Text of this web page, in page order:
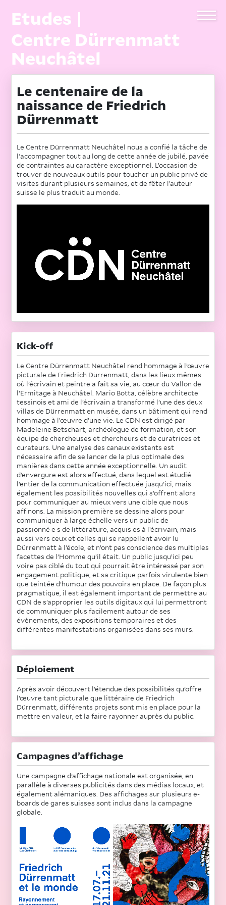
Etudes |
Centre Dürrenmatt
Neuchâtel
Le centenaire de la
naissance de Friedrich
Dürrenmatt
Le Centre Dürrenmatt Neuchâtel nous a confié la tâche de
l'accompagner tout au long de cette année de jubilé, pavée
de contraintes au caractère exceptionnel. L’occasion de
trouver de nouveaux outils pour toucher un public privé de
visites durant plusieurs semaines, et de fêter l’auteur
suisse le plus traduit au monde.
Kick-off
Le Centre Dürrenmatt Neuchâtel rend hommage à l’œuvre
picturale de Friedrich Dürrenmatt, dans les lieux mêmes
où l’écrivain et peintre a fait sa vie, au cœur du Vallon de
l’Ermitage à Neuchâtel. Mario Botta, célèbre architecte
tessinois et ami de l’écrivain a transformé l’une des deux
villas de Dürrenmatt en musée, dans un bâtiment qui rend
hommage à l’œuvre d’une vie. Le CDN est dirigé par
Madeleine Betschart, archéologue de formation, et son
équipe de chercheuses et chercheurs et de curatrices et
curateurs. Une analyse des canaux existants est
nécessaire afin de se lancer de la plus optimale des
manières dans cette année exceptionnelle. Un audit
d’envergure est alors effectué, dans lequel est étudié
l’entier de la communication effectuée jusqu’ici, mais
également les possibilités nouvelles qui s’offrent alors
pour communiquer au mieux vers une cible que nous
affinons. La mission première se dessine alors pour
communiquer à large échelle vers un public de
passionné·e·s de littérature, acquis·es à l’écrivain, mais
aussi vers ceux et celles qui se rappellent avoir lu
Dürrenmatt à l’école, et n’ont pas conscience des multiples
facettes de l’Homme qu’il était. Un public jusqu’ici peu
voire pas ciblé du tout qui pourrait être intéressé par son
engagement politique, et sa critique parfois virulente bien
que teintée d’humour des pouvoirs en place. De façon plus
pragmatique, il est également important de permettre au
CDN de s’approprier les outils digitaux qui lui permettront
de communiquer plus facilement autour de ses
évènements, des expositions temporaires et des
différentes manifestations organisées dans ses murs.
Déploiement
Après avoir découvert l’étendue des possibilités qu’offre
l’œuvre tant picturale que littéraire de Friedrich
Dürrenmatt, différents projets sont mis en place pour la
mettre en valeur, et la faire rayonner auprès du public.
Campagnes d’affichage
Une campagne d’affichage nationale est organisée, en
parallèle à diverses publicités dans des médias locaux, et
également alémaniques. Des affichages sur plusieurs e-
boards de gares suisses sont inclus dans la campagne
globale.